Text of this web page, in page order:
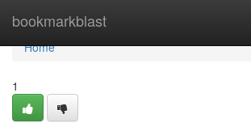
bookmarkblast
Home
Home
1